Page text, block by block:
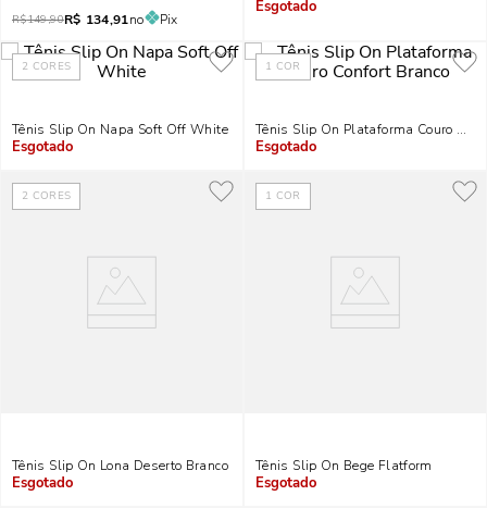
R$149,90R$ 134,91no Pix Indisponível
2 CORES
Tênis Slip On Napa Soft Off White
Indisponível
1 COR
Tênis Slip On Plataforma Couro
Indisponível
2 CORES
Tênis Slip On Lona Deserto Branco
Indisponível
1 COR
Tênis Slip On Bege Flatform
Indisponível